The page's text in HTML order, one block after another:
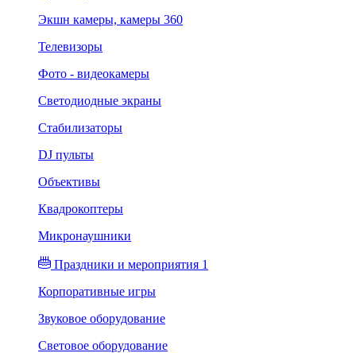
Экшн камеры, камеры 360
Телевизоры
Фото - видеокамеры
Светодиодные экраны
Стабилизаторы
DJ пульты
Объективы
Квадрокоптеры
Микронаушники
Праздники и мероприятия 1
Корпоративные игры
Звуковое оборудование
Световое оборудование